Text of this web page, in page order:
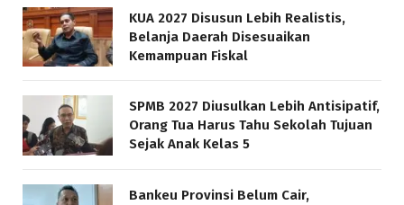
KUA 2027 Disusun Lebih Realistis,
Belanja Daerah Disesuaikan
Kemampuan Fiskal
SPMB 2027 Diusulkan Lebih Antisipatif,
Orang Tua Harus Tahu Sekolah Tujuan
Sejak Anak Kelas 5
Bankeu Provinsi Belum Cair,